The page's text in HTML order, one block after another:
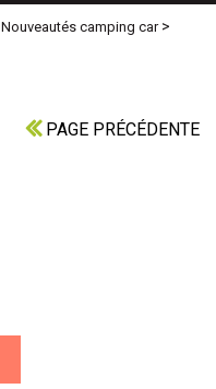
Nouveautés camping car>
PAGE PRÉCÉDENTE